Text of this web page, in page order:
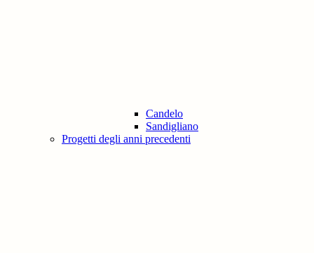
Candelo
Sandigliano
Progetti degli anni precedenti